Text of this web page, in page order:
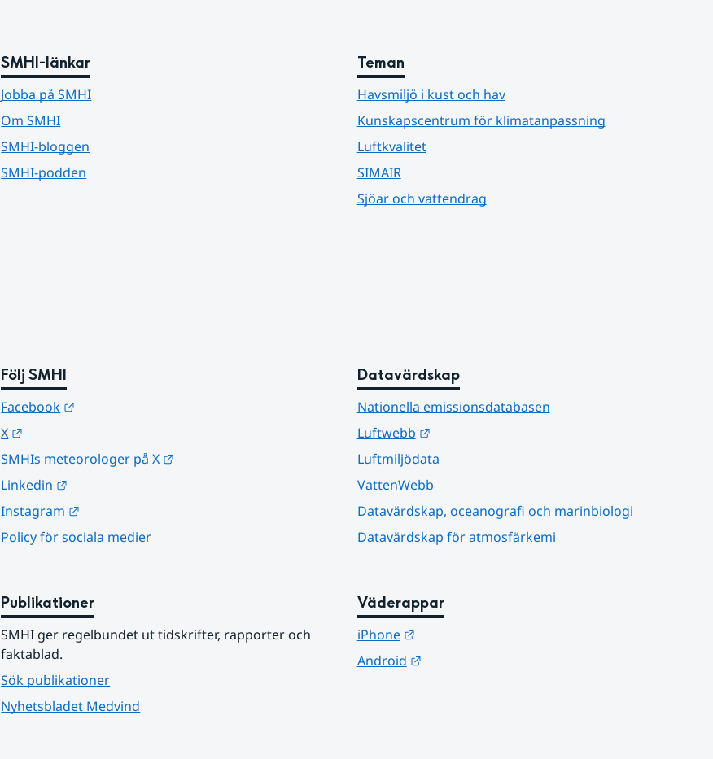
SMHI-länkar
Jobba på SMHI
Om SMHI
SMHI-bloggen
SMHI-podden
Teman
Havsmiljö i kust och hav
Kunskapscentrum för klimatanpassning
Luftkvalitet
SIMAIR
Sjöar och vattendrag
Följ SMHI
Facebook
X
SMHIs meteorologer på X
Linkedin
Instagram
Policy för sociala medier
Datavärdskap
Nationella emissionsdatabasen
Luftwebb
Länk till annan webbplats.
Luftmiljödata
VattenWebb
Datavärdskap, oceanografi och marinbiologi
Datavärdskap för atmosfärkemi
Publikationer
SMHI ger regelbundet ut tidskrifter, rapporter och
faktablad.
Sök publikationer
Nyhetsbladet Medvind
Väderappar
iPhone
Länk till annan webbplats.
Android
Länk till annan webbplats.